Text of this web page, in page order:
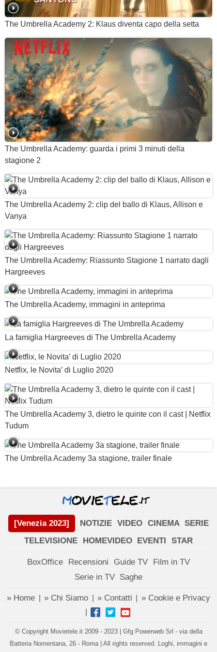
The Umbrella Academy 2: Klaus diventa capo della setta
The Umbrella Academy: guarda i primi 3 minuti della
stagione 2
The Umbrella Academy 2: clip del ballo di Klaus, Allison e
Vanya
The Umbrella Academy: Riassunto Stagione 1 narrato dagli
Hargreeves
The Umbrella Academy, immagini in anteprima
La famiglia Hargreeves di The Umbrella Academy
Netflix, le Novita’ di Luglio 2020
The Umbrella Academy 3, dietro le quinte con il cast | Netflix
Tudum
The Umbrella Academy 3a stagione, trailer finale
[Venezia 2023] NOTIZIE VIDEO CINEMA SERIE
TELEVISIONE
HOMEVIDEO EVENTI STAR
BoxOffice Recensioni Guide TV
Film in TV
Serie in TV Saghe
» Home » Chi Siamo » Contatti » Cookie e Privacy
|
© Copyright Movietele.it 2009 - 2023 | Gfg Powerweb Srl - via della
Batteria Nomentana, 26 - Roma | All rights reserved. Loghi, immagini e